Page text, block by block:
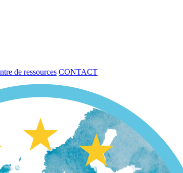
de ressources CONTACT